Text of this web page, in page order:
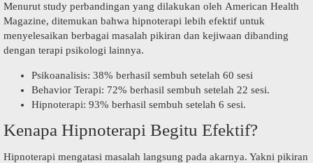
Menurut study perbandingan yang dilakukan oleh American Health
Magazine, ditemukan bahwa hipnoterapi lebih efektif untuk
menyelesaikan berbagai masalah pikiran dan kejiwaan dibanding
dengan terapi psikologi lainnya.
Psikoanalisis: 38% berhasil sembuh setelah 60 sesi
Behavior Terapi: 72% berhasil sembuh setelah 22 sesi.
Hipnoterapi: 93% berhasil sembuh setelah 6 sesi.
Kenapa Hipnoterapi Begitu Efektif?
Hipnoterapi mengatasi masalah langsung pada akarnya. Yakni pikiran